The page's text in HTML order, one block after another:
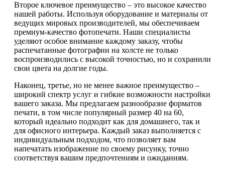
Второе ключевое преимущество – это высокое качество
нашей работы. Используя оборудование и материалы от
ведущих мировых производителей, мы обеспечиваем
премиум-качество фотопечати. Наши специалисты
уделяют особое внимание каждому заказу, чтобы
распечатанные фотографии на холсте не только
воспроизводились с высокой точностью, но и сохранили
свои цвета на долгие годы.
Наконец, третье, но не менее важное преимущество –
широкий спектр услуг и гибкие возможности настройки
вашего заказа. Мы предлагаем разнообразие форматов
печати, в том числе популярный размер 40 на 60,
который идеально подходит как для домашнего, так и
для офисного интерьера. Каждый заказ выполняется с
индивидуальным подходом, что позволяет вам
напечатать изображение по своему рисунку, точно
соответствуя вашим предпочтениям и ожиданиям.